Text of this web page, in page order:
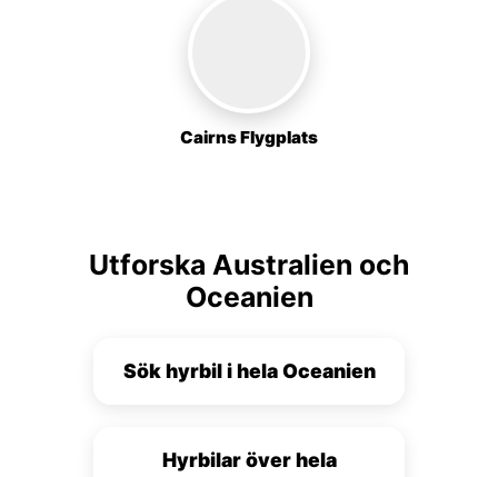
Cairns Flygplats
Utforska Australien och
Oceanien
Sök hyrbil i hela Oceanien
Hyrbilar över hela